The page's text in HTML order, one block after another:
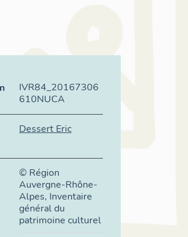
IVR84_20167306
610NUCA
Dessert Eric
© Région
Auvergne-Rhône-
Alpes, Inventaire
général du
patrimoine culturel